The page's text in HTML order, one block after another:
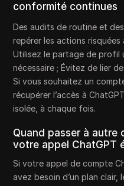
conformité continues
Des audits de routine et
repérer les actions risquées
Utilisez le partage de profil
nécessaire ; Évitez de lier
Si vous souhaitez un
récupérer l’accès à
isolée, à chaque fois.
Quand passer à autre
votre appel ChatGPT
Si votre appel de compte
avez besoin d’un plan clair,